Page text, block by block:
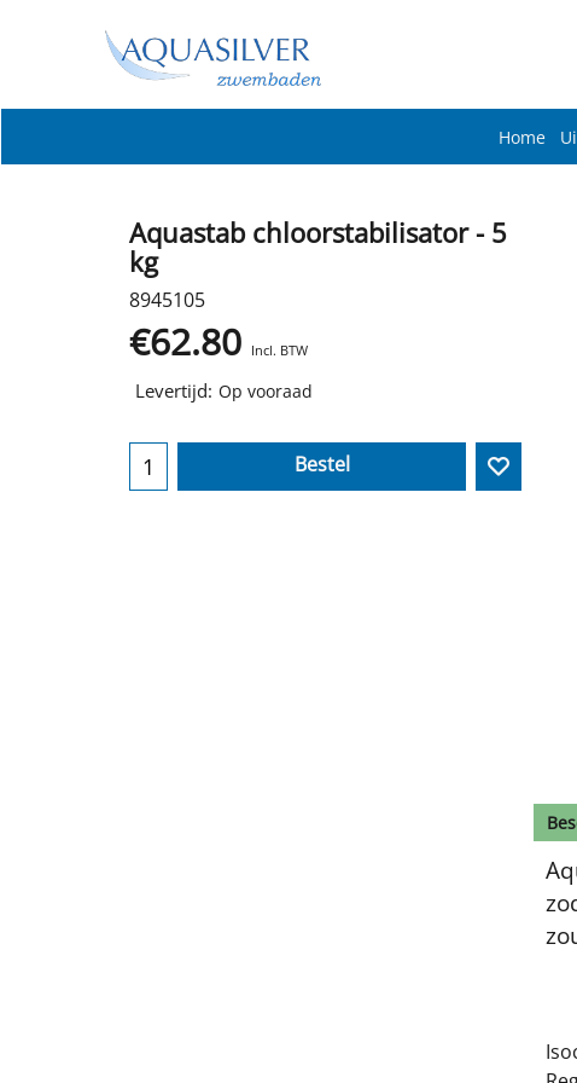
Home
Aquastab chloorstabilisator - 5
kg
8945105
€62.80 Incl. BTW
Levertijd: Op vooraad
Bestel